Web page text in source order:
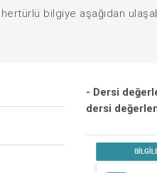
bilgiye aşağıdan
- Dersi
dersi